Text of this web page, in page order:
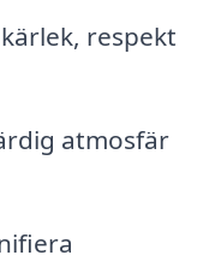
respekt
atmosfär